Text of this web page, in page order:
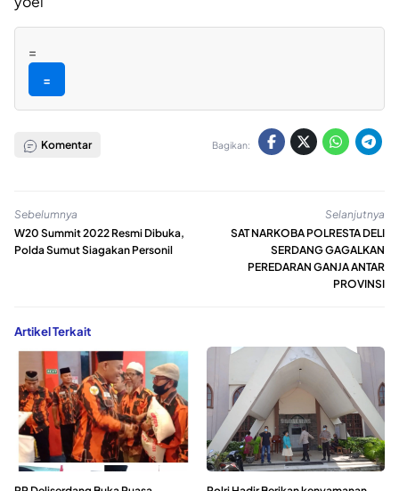
=
=
Komentar Bagikan:
Sebelumnya
W20 Summit 2022 Resmi Dibuka,
Polda Sumut Siagakan Personil
Selanjutnya
SAT NARKOBA POLRESTA DELI
SERDANG GAGALKAN
PEREDARAN GANJA ANTAR
PROVINSI
Artikel Terkait